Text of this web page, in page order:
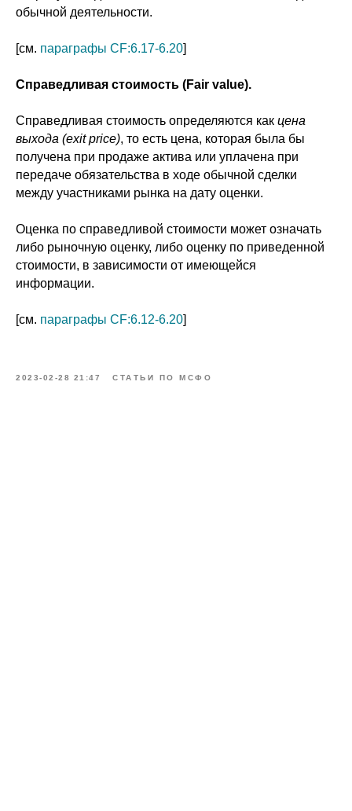
обычной деятельности.
[см. параграфы CF:6.17-6.20]
Справедливая стоимость (Fair value).
Справедливая стоимость определяются как цена
выхода (exit price), то есть цена, которая была бы
получена при продаже актива или уплачена при
передаче обязательства в ходе обычной сделки
между участниками рынка на дату оценки.
Оценка по справедливой стоимости может означать
либо рыночную оценку, либо оценку по приведенной
стоимости, в зависимости от имеющейся
информации.
[см. параграфы CF:6.12-6.20]
2023-02-28 21:47 СТАТЬИ ПО МСФО